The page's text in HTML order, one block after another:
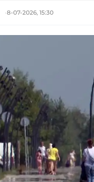
8-07-2026, 15:30